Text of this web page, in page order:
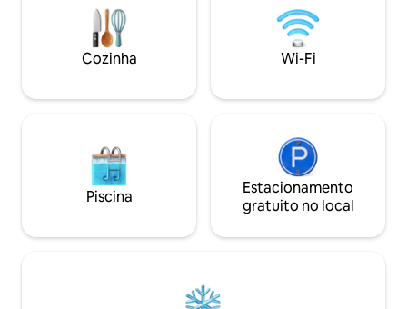
Perfeito para uma escapadinha
romântica ou para recarregar as
energias em silêncio, é o tipo de lugar
onde você realmente se desconecta e
66 e a 30 minutos de Ft. Leonard Wood.
para Linn para
Jeff City / 5 min
rio. Infelizmente,
crianças menores
Cozinha Wi-Fi
Piscina
Estacionamento
gratuito no local